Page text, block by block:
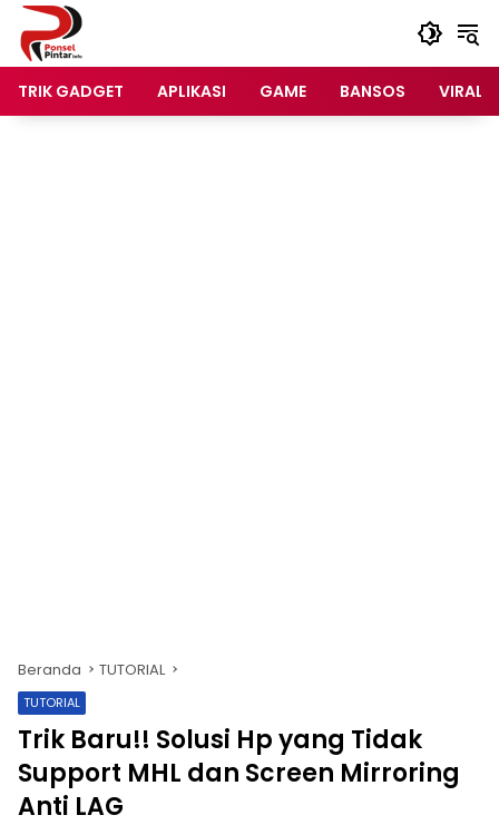
Langsung
konten
TRIK GADGET
APLIKASI GAME BANSOS VIRAL
Beranda TUTORIAL
TUTORIAL
Trik Baru!! Solusi Hp yang Tidak
Support MHL dan Screen Mirroring
Anti LAG